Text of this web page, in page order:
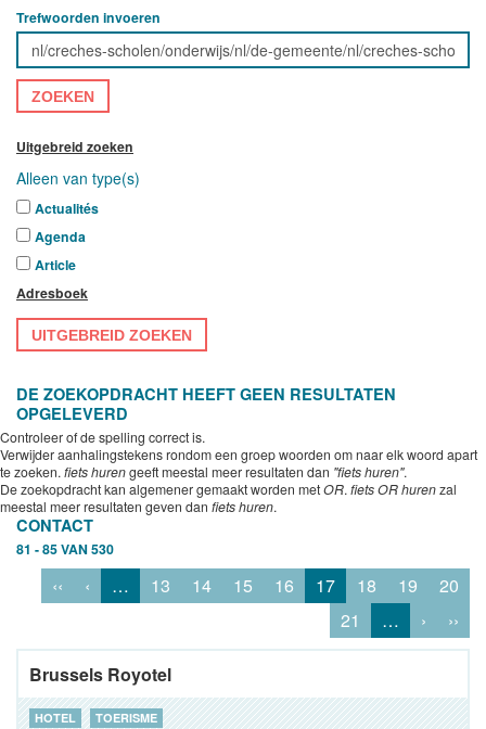
Trefwoorden invoeren
ZOEKEN
Uitgebreid zoeken
Alleen van type(s)
Actualités
Agenda
Article
Adresboek
UITGEBREID ZOEKEN
DE ZOEKOPDRACHT HEEFT GEEN RESULTATEN
OPGELEVERD
Controleer of de spelling correct is.
Verwijder aanhalingstekens rondom een groep woorden om naar elk woord apart
te zoeken. fiets hurengeeft meestal meer resultaten dan "fiets huren".
De zoekopdracht kan algemener gemaakt worden metOR. fiets OR hurenzal
meestal meer resultaten geven dan fiets huren.
CONTACT
81 - 85 VAN 530
‹‹ ‹ … 13 14 15 16 17 18 19
20
21
… › ››
Brussels Royotel
HOTEL TOERISME